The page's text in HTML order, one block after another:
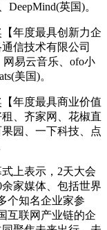
英国)。
年度最具创新力企
信技术有限公司
网易云音乐、ofo小
美国)。
年度最具商业价值
、齐家网、花椒直
园、一下科技、点
上表示，2天大会
家媒体、包括世界
个知名企业家参
互联网产业链的企